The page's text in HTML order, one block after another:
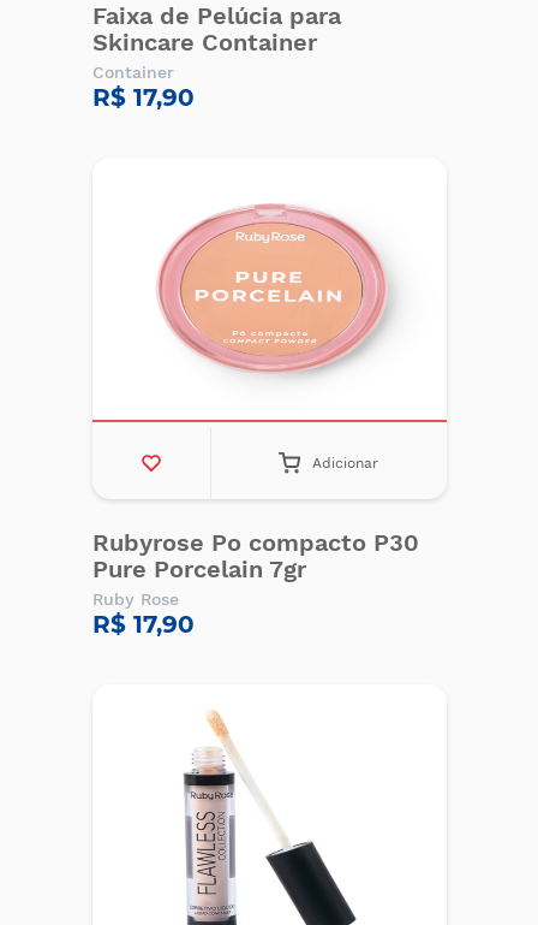
Faixa de Pelúcia para
Skincare Container
Container
R$ 17,90
Adicionar
Rubyrose Po compacto P30
Pure Porcelain 7gr
Ruby Rose
R$ 17,90